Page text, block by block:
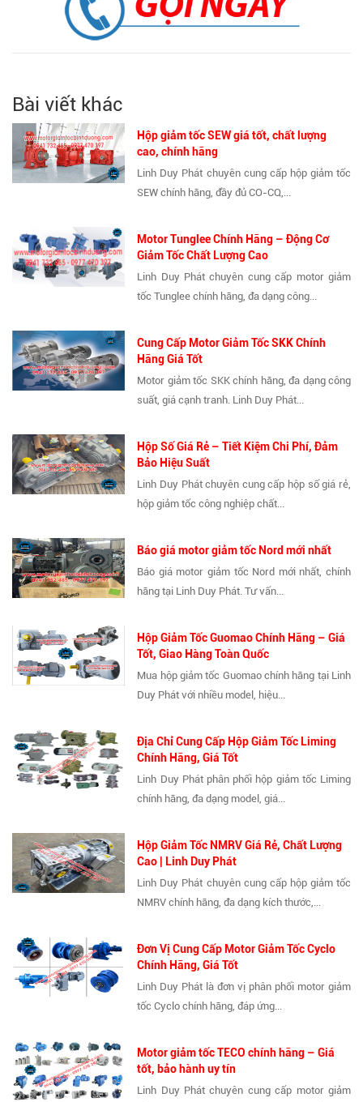
Bài viết khác
Hộp giảm tốc SEW giá tốt, chất lượng
cao, chính hãng
Linh Duy Phát chuyên cung cấp hộp giảm tốc
SEW chính hãng, đầy đủ CO-CQ,...
Motor Tunglee Chính Hãng – Động Cơ
Giảm Tốc Chất Lượng Cao
Linh Duy Phát chuyên cung cấp motor giảm
tốc Tunglee chính hãng, đa dạng công...
Cung Cấp Motor Giảm Tốc SKK Chính
Hãng Giá Tốt
Motor giảm tốc SKK chính hãng, đa dạng công
suất, giá cạnh tranh. Linh Duy Phát...
Hộp Số Giá Rẻ – Tiết Kiệm Chi Phí, Đảm
Bảo Hiệu Suất
Linh Duy Phát chuyên cung cấp hộp số giá rẻ,
hộp giảm tốc công nghiệp chất...
Báo giá motor giảm tốc Nord mới nhất
Báo giá motor giảm tốc Nord mới nhất, chính
hãng tại Linh Duy Phát. Tư vấn...
Hộp Giảm Tốc Guomao Chính Hãng – Giá
Tốt, Giao Hàng Toàn Quốc
Mua hộp giảm tốc Guomao chính hãng tại Linh
Duy Phát với nhiều model, hiệu...
Địa Chỉ Cung Cấp Hộp Giảm Tốc Liming
Chính Hãng, Giá Tốt
Linh Duy Phát phân phối hộp giảm tốc Liming
chính hãng, đa dạng model, giá...
Hộp Giảm Tốc NMRV Giá Rẻ, Chất Lượng
Cao | Linh Duy Phát
Linh Duy Phát chuyên cung cấp hộp giảm tốc
NMRV chính hãng, đa dạng kích thước,...
Đơn Vị Cung Cấp Motor Giảm Tốc Cyclo
Chính Hãng, Giá Tốt
Linh Duy Phát là đơn vị phân phối motor giảm
tốc Cyclo chính hãng, đáp ứng...
Motor giảm tốc TECO chính hãng – Giá
tốt, bảo hành uy tín
Linh Duy Phát chuyên cung cấp motor giảm